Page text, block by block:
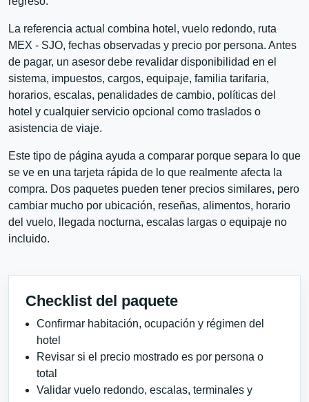
La referencia actual combina hotel, vuelo redondo, ruta
MEX - SJO, fechas observadas y precio por persona. Antes
de pagar, un asesor debe revalidar disponibilidad en el
sistema, impuestos, cargos, equipaje, familia tarifaria,
horarios, escalas, penalidades de cambio, políticas del
hotel y cualquier servicio opcional como traslados o
asistencia de viaje.
Este tipo de página ayuda a comparar porque separa lo que
se ve en una tarjeta rápida de lo que realmente afecta la
compra. Dos paquetes pueden tener precios similares, pero
cambiar mucho por ubicación, reseñas, alimentos, horario
del vuelo, llegada nocturna, escalas largas o equipaje no
incluido.
Checklist del paquete
Confirmar habitación, ocupación y régimen del
hotel
Revisar si el precio mostrado es por persona o
total
Validar vuelo redondo, escalas, terminales y